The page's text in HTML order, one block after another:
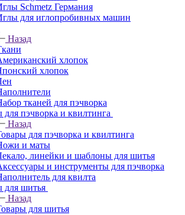
Schmetz Германия
для иглопробивных машин
Назад
хлопок
хлопок
тканей для пэчворка
для пэчворка и квилтинга
Назад
для пэчворка и квилтинга
и маты
линейки и шаблоны для шитья
и инструменты для пэчворка
для квилта
для шитья
Назад
для шитья